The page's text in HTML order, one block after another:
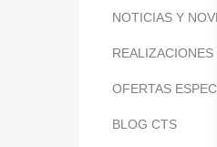
NOTICIAS Y
REALIZACIONES
OFERTAS
BLOG CTS